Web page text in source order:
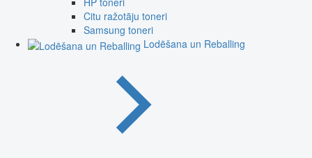
Citu ražotāju toneri
Samsung toneri
Lodēšana un Reballing